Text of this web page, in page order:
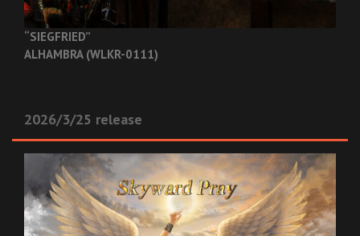
“SIEGFRIED”
ALHAMBRA (WLKR-0111)
2026/3/25 release